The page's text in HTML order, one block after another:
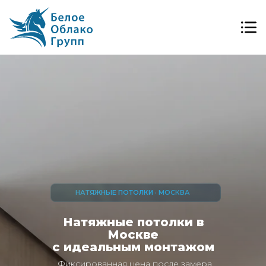
Натяжные потолки в
Москве
с идеальным монтажом
Фиксированная цена после замера
НАТЯЖНЫЕ ПОТОЛКИ · МОСКВА